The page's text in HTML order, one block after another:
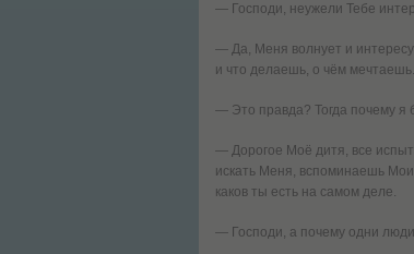
— Господи, неужели Тебе
— Да, Меня волнует и
и что делаешь, о чём
— Это правда? Тогда почему я
— Дорогое Моё дитя, все
искать Меня, вспоминаешь Мои
каков ты есть на самом деле.
— Господи, а почему одни люди